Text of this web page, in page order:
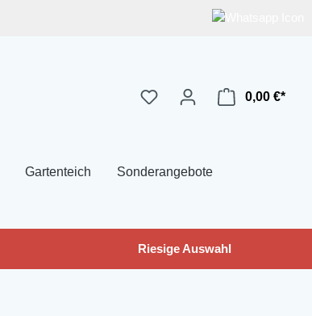
0,00 €*
Gartenteich Sonderangebote
Riesige Auswahl